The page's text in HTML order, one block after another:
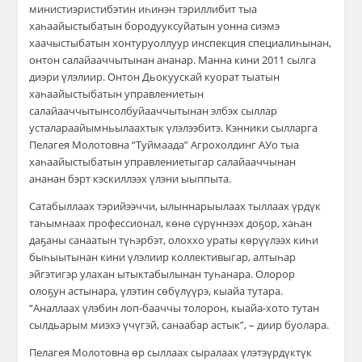
министиэристибэтин иһинэн тэриллибит тыа
хаһаайыстыбатын бородууксуйатын уонна сиэмэ
хаачыстыбатын хонтуруоллуур инспекция специалиһынан,
онтон салайааччытынан ананар. Манна кини 2011 сылга
диэри үлэлиир. Онтон Дьокуускай куорат тыатын
хаһаайыстыбатын управлениетын
салайааччытынсолбуйааччытынанэлбэх сыллар
усталараайымньылаахтык үлэлээбитэ. Кэнники сылларга
Пелагея Молотовна “Туймаада” Агрохолдинг АУо тыа
хаһаайыстыбатын управлениетыгар салайааччынан
ананан бэрт кэскиллээх үлэни ыыппыта.
Сатабыллаах тэрийээччи, ылыннарыылаах тыллаахүрдүк
таһымнаах профессионал, көнө сүрүннээх доҕор, хаһан
даҕаны санаатын түһэрбэт, олоххо ураты көрүүлээх киһи
быһыытынан кини үлэлиир коллективыгар, алтыһар
эйгэтигэр улахан ытыктабылынан туһанара. Олорор
олоҕун астынара, үлэтин сөбүлүүрэ, кыайа тутара.
“Аналлаах үлэбин лоп-бааччы толорон, кыайа-хото тутан
сылдьарым миэхэ үчүгэй, санаабар астык”, – диир буолара.
Пелагея Молотовна өр сыллаах сыралаах үлэтэүрдүктүк